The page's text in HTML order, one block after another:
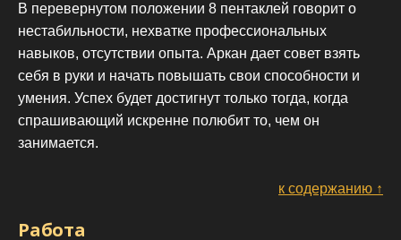
В перевернутом положении 8 пентаклей говорит о
нестабильности, нехватке профессиональных
навыков, отсутствии опыта. Аркан дает совет взять
себя в руки и начать повышать свои способности и
умения. Успех будет достигнут только тогда, когда
спрашивающий искренне полюбит то, чем он
занимается.
к содержанию ↑
Работа